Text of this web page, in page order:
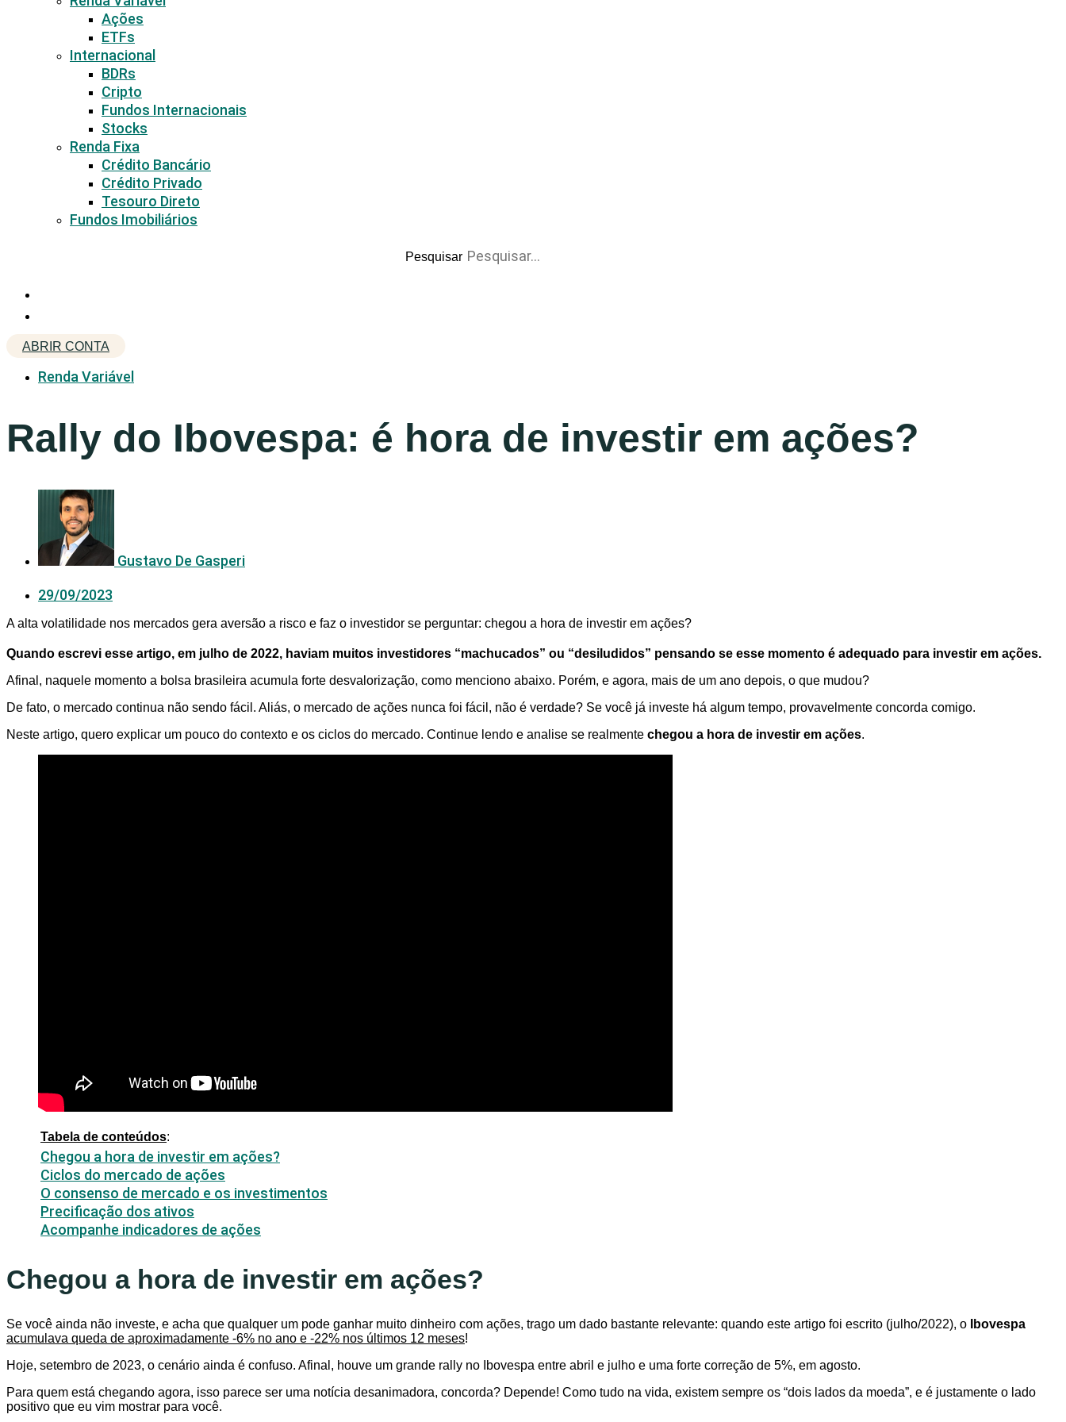
Ações
ETFs
Internacional
BDRs
Cripto
Fundos Internacionais
Stocks
Renda Fixa
Crédito Bancário
Crédito Privado
Tesouro Direto
Fundos Imobiliários
Pesquisar
ABRIR CONTA
Renda Variável
Rally do Ibovespa: é hora de investir em ações?
Gustavo De Gasperi
29/09/2023
A alta volatilidade nos mercados gera aversão a risco e faz o investidor se perguntar: chegou a hora de investir em ações?
Quando escrevi esse artigo, em julho de 2022, haviam muitos investidores “machucados” ou “desiludidos” pensando se esse momento é adequado para investir em ações.
Afinal, naquele momento a bolsa brasileira acumula forte desvalorização, como menciono abaixo. Porém, e agora, mais de um ano depois, o que mudou?
De fato, o mercado continua não sendo fácil. Aliás, o mercado de ações nunca foi fácil, não é verdade? Se você já investe há algum tempo, provavelmente concorda comigo.
Neste artigo, quero explicar um pouco do contexto e os ciclos do mercado. Continue lendo e analise se realmente chegou a hora de investir em ações.
Tabela de conteúdos:
Chegou a hora de investir em ações?
Ciclos do mercado de ações
O consenso de mercado e os investimentos
Precificação dos ativos
Acompanhe indicadores de ações
Chegou a hora de investir em ações?
Se você ainda não investe, e acha que qualquer um pode ganhar muito dinheiro com ações, trago um dado bastante relevante: quando este artigo foi escrito (julho/2022), o
Ibovespa
acumulava queda de aproximadamente -6% no ano e -22% nos últimos 12 meses!
Hoje, setembro de 2023, o cenário ainda é confuso. Afinal, houve um grande rally no Ibovespa entre abril e julho e uma forte correção de 5%, em agosto.
Para quem está chegando agora, isso parece ser uma notícia desanimadora, concorda? Depende! Como tudo na vida, existem sempre os “dois lados da moeda”, e é justamente o lado
positivo que eu vim mostrar para você.